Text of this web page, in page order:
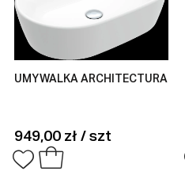
UMYWALKA ARCHITECTURA
949,00 zł / szt